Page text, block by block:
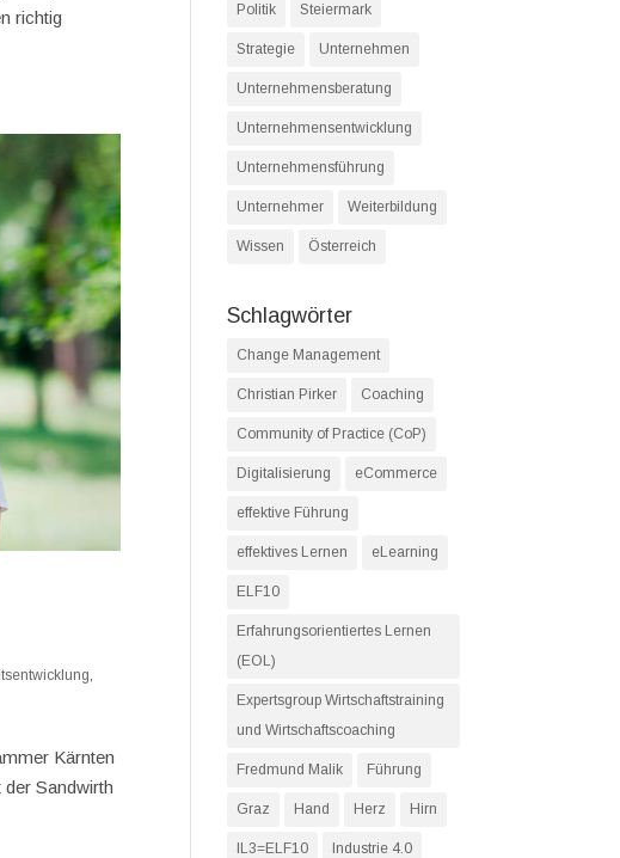
richtig
Kärnten
Sandwirth
Politik Steiermark
Strategie Unternehmen
Unternehmensberatung
Unternehmensentwicklung
Unternehmensführung
Unternehmer Weiterbildung
Wissen Österreich
Schlagwörter
Change Management
Christian Pirker Coaching
Community of Practice (CoP)
Digitalisierung eCommerce
effektive Führung
effektives Lernen eLearning
ELF10
Erfahrungsorientiertes Lernen
(EOL)
Expertsgroup Wirtschaftstraining
und Wirtschaftscoaching
Fredmund Malik Führung
Graz Hand Herz Hirn
IL3=ELF10 Industrie 4.0